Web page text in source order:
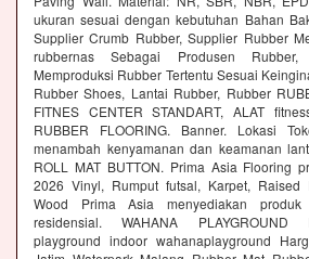
ukuran sesuai dengan kebutuhan Bahan
Supplier Crumb Rubber, Supplier Rubber
rubbernas Sebagai Produsen
Memproduksi Rubber Tertentu Sesuai
Rubber Shoes, Lantai Rubber, Rubber
FITNES CENTER STANDART, ALAT
RUBBER FLOORING. Banner. Lokasi
menambah kenyamanan dan keamanan
ROLL MAT BUTTON. Prima Asia Flooring
2026 Vinyl, Rumput futsal, Karpet, Raised
Wood Prima Asia menyediakan
residensial. WAHANA PLAYGROUND
playground indoor wahanaplayground